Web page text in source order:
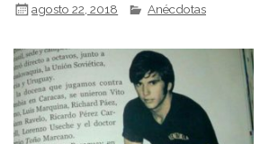
agosto 22, 2018 Anécdotas